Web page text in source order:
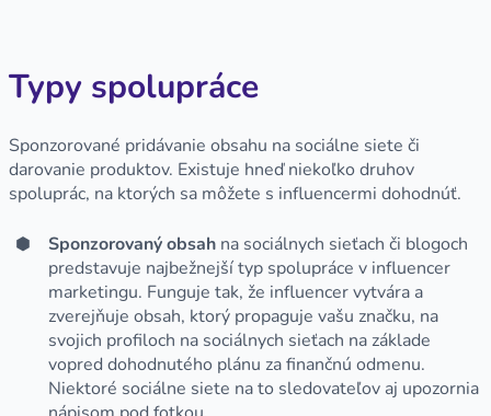
Typy spolupráce
Sponzorované pridávanie obsahu na sociálne siete či
darovanie produktov. Existuje hneď niekoľko druhov
spoluprác, na ktorých sa môžete s influencermi dohodnúť.
Sponzorovaný obsah na sociálnych sieťach či blogoch
predstavuje najbežnejší typ spolupráce v influencer
marketingu. Funguje tak, že influencer vytvára a
zverejňuje obsah, ktorý propaguje vašu značku, na
svojich profiloch na sociálnych sieťach na základe
vopred dohodnutého plánu za finančnú odmenu.
Niektoré sociálne siete na to sledovateľov aj upozornia